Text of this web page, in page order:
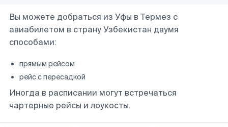
Вы можете добраться из Уфы в Термез с
авиабилетом в страну Узбекистан двумя
способами:
прямым рейсом
рейс с пересадкой
Иногда в расписании могут встречаться
чартерные рейсы и лоукосты.